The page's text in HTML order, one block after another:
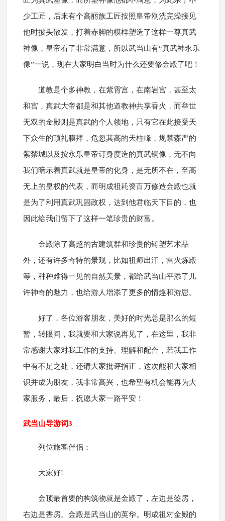
少工匠，后来有个高丽族工匠按照皇帝刚洗完澡接见
他时披头散发，打着赤脚的模样塑造了这样一尊真武
神像，皇帝看了非常满意，所以武当山有“真武神永乐
像”一说，现在大家明白当时为什么还要修金殿了吧！
道教是个多神教，在紫霄宫，在南岩宫，甚至太
和宫，真武大帝都是和其他道教神共享香火，而举世
无双的金殿则是真武的个人领地，只有它在此接受天
下众生的顶礼膜拜，危忽其高的天柱峰，规禁森严的
紫禁城以及按永乐皇帝订身度造的真武铜像，无不向
我们暗示着真武就是皇帝的化身，是无所不在，至高
无上的皇权的代表，而明成祖耗资百万修造金殿也就
是为了利用真武巩固政权，达到他君临天下目的，也
因此给我们留下了这样一笔珍贵的财富。
金殿除了高超的古建筑群和珍贵的铸塑艺术品
外，还有许多奇特的景观，比如祖师出汗，雷火炼殿
等，种种难得一见的自然美景，都给武当山平添了几
许神奇的魅力，也给游人增添了更多的情趣和游思。
好了，各位游客朋友，美好的时光总是那么的短
暂，转眼间，我就要和大家说再见了，在这里，我非
常感谢大家对我工作的支持、理解和配合，若我工作
中有不足之处，还请大家批评指正，这次能和大家相
识并成为朋友，我非常高兴，也希望有机会能再为大
家服务，最后，祝愿大家一路平安！
武当山导游词3
列位旅客伴侣：
大家好!
金顶最首要的构筑物就是金殿了，左边是签房，
右边是香房。金殿是武当山的英华。明成祖对金殿的